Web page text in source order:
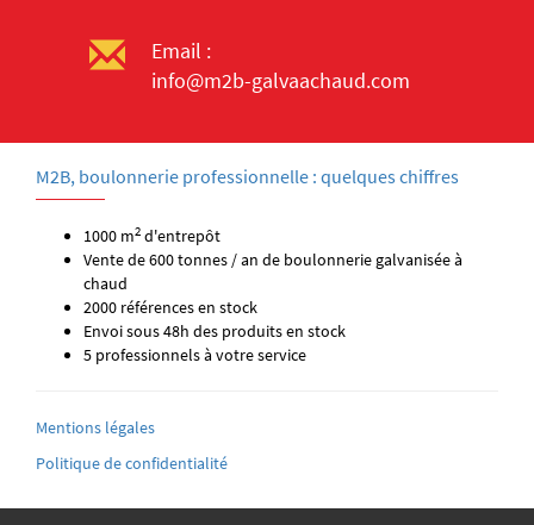
Email :
info@m2b-galvaachaud.com
M2B, boulonnerie professionnelle : quelques chiffres
1000 m2 d'entrepôt
Vente de 600 tonnes / an de boulonnerie galvanisée à
chaud
2000 références en stock
Envoi sous 48h des produits en stock
5 professionnels à votre service
Mentions légales
Politique de confidentialité